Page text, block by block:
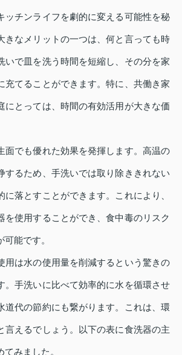
ッチンライフを劇的に変える可能性を秘
きなメリットの一つは、何と言っても時
いで皿を洗う時間を短縮し、その分を家
充てることができます。特に、共働き家
にとっては、時間の有効活用が大きな価
面でも優れた効果を発揮します。高温の
するため、手洗いでは取り除ききれない
に落とすことができます。これにより、
を使用することができ、食中毒のリスク
能です。
用は水の使用量を削減するという驚きの
。手洗いに比べて効率的に水を循環させ
道代の節約にも繋がります。これは、環
言えるでしょう。以下の表に食洗器の主
みました。